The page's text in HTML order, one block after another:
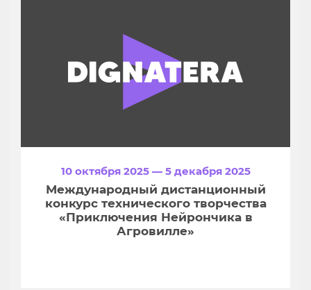
10 октября 2025 — 5 декабря 2025
Международный дистанционный
конкурс технического творчества
«Приключения Нейрончика в
Агровилле»